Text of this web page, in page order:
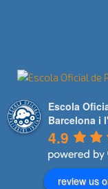
Escola
Barcelona i
4.9
review us